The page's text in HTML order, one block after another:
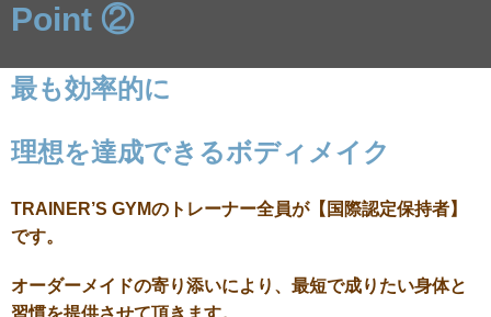
Point ②
最も効率的に
理想を達成できるボディメイク
TRAINER’S GYMのトレーナー全員が【国際認定保持者】
です。
オーダーメイドの寄り添いにより、最短で成りたい身体と